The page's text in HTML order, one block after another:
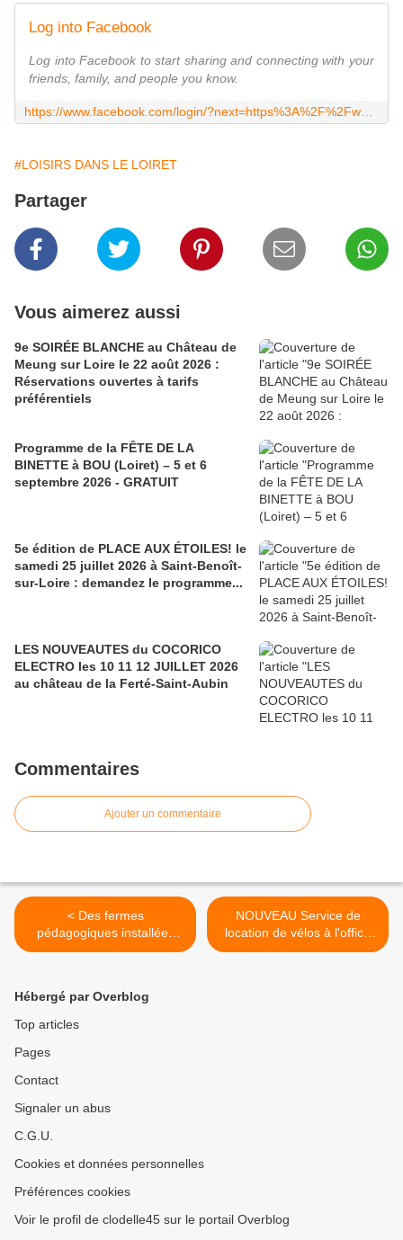
Log into Facebook
Log into Facebook to start sharing and connecting with your
friends, family, and people you know.
#LOISIRS DANS LE LOIRET
Partager
Vous aimerez aussi
9e SOIRÉE BLANCHE au Château de
Meung sur Loire le 22 août 2026 :
Réservations ouvertes à tarifs
préférentiels
Programme de la FÊTE DE LA
BINETTE à BOU (Loiret) – 5 et 6
septembre 2026 - GRATUIT
5e édition de PLACE AUX ÉTOILES! le
samedi 25 juillet 2026 à Saint-Benoît-
sur-Loire : demandez le programme...
LES NOUVEAUTES du COCORICO
ELECTRO les 10 11 12 JUILLET 2026
au château de la Ferté-Saint-Aubin
Commentaires
Ajouter un commentaire
< Des fermes
pédagogiques installées
dans les parcs et jardins
NOUVEAU Service de
location de vélos à l'office
de tourisme d'Orléans
Hébergé par Overblog
Top articles
Pages
Contact
Signaler un abus
C.G.U.
Cookies et données personnelles
Préférences cookies
Voir le profil de clodelle45 sur le portail Overblog